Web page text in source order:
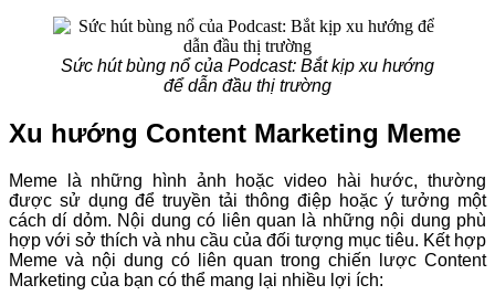
Sức hút bùng nổ của Podcast: Bắt kịp xu hướng
để dẫn đầu thị trường
Xu hướng Content Marketing Meme
Meme là những hình ảnh hoặc video hài hước, thường
được sử dụng để truyền tải thông điệp hoặc ý tưởng một
cách dí dỏm. Nội dung có liên quan là những nội dung phù
hợp với sở thích và nhu cầu của đối tượng mục tiêu. Kết hợp
Meme và nội dung có liên quan trong chiến lược Content
Marketing của bạn có thể mang lại nhiều lợi ích: